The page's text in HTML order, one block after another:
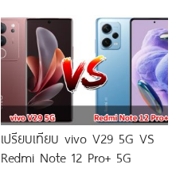
เปรียบเทียบ vivo V29 5G VS
Redmi Note 12 Pro+ 5G